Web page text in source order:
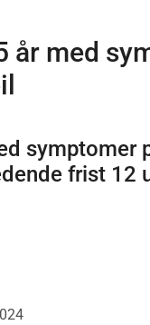
år med
symptomer
frist 12